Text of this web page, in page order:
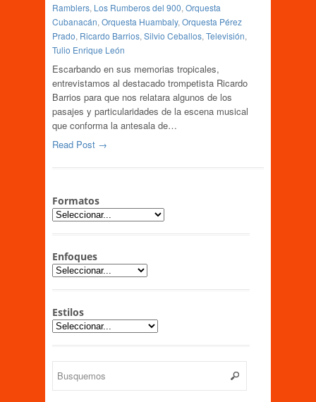
Ramblers, Los Rumberos del 900, Orquesta
Cubanacán, Orquesta Huambaly, Orquesta Pérez
Prado, Ricardo Barrios, Silvio Ceballos, Televisión,
Tulio Enrique León
Escarbando en sus memorias tropicales,
entrevistamos al destacado trompetista Ricardo
Barrios para que nos relatara algunos de los
pasajes y particularidades de la escena musical
que conforma la antesala de…
Read Post →
Formatos
Enfoques
Estilos